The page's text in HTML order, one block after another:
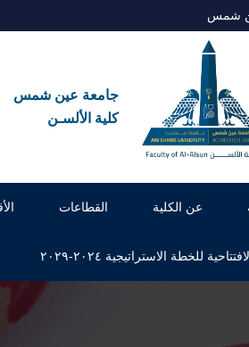
شمس
جامعة عين شمس
كلية الألسـن
عن الكلية القطاعات
للخطة الاستراتيجية ٢٠٢٤-٢٠٢٩